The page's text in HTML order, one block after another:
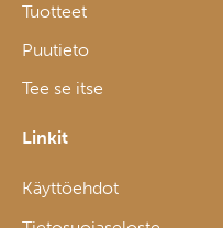
Tuotteet
Puutieto
Tee se itse
Linkit
Käyttöehdot